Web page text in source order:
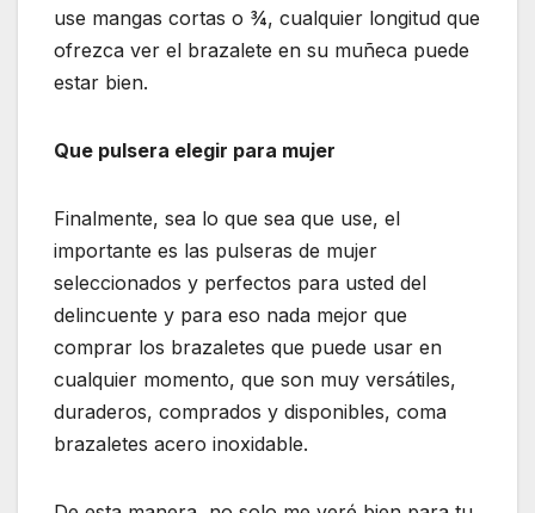
use mangas cortas o ¾, cualquier longitud que
ofrezca ver el brazalete en su muñeca puede
estar bien.
Que pulsera elegir para mujer
Finalmente, sea lo que sea que use, el
importante es las pulseras de mujer
seleccionados y perfectos para usted del
delincuente y para eso nada mejor que
comprar los brazaletes que puede usar en
cualquier momento, que son muy versátiles,
duraderos, comprados y disponibles, coma
brazaletes acero inoxidable.